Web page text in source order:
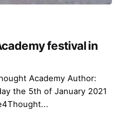
festival in
Academy Author:
the 5th of January 2021